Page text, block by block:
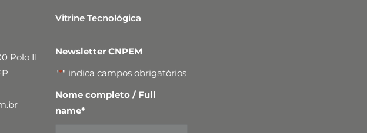
Vitrine Tecnológica
Polo II
Newsletter CNPEM
"*" indica campos obrigatórios
Nome completo / Full
name*